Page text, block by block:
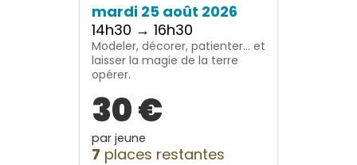
mardi 25 août 2026
14h30 → 16h30
Modeler, décorer, patienter… et
laisser la magie de la terre
opérer.
30 €
par jeune
7 places restantes